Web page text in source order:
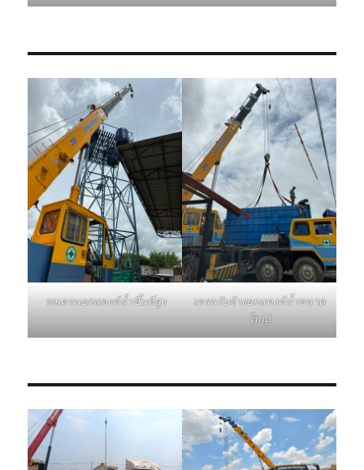
รถเครนยกแทงค์น้ำขึ้นที่สูง
เครนรับจ้างยกแทงค์น้ำขนาด
ใหญ่